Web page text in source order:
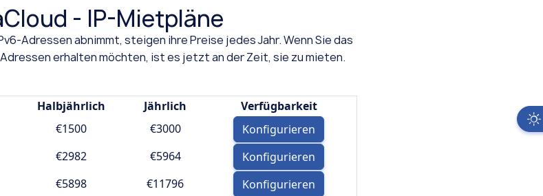
- IP-Mietpläne
Adressen abnimmt, steigen ihre Preise jedes Jahr. Wenn Sie das
erhalten möchten, ist es jetzt an der Zeit, sie zu mieten.
Halbjährlich Jährlich
Verfügbarkeit
€1500 €3000
Konfigurieren
€2982 €5964
Konfigurieren
€5898 €11796
Konfigurieren